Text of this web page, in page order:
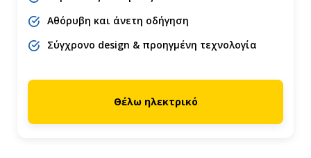
Αθόρυβη και άνετη οδήγηση
Σύγχρονο design & προηγμένη τεχνολογία
Θέλω ηλεκτρικό